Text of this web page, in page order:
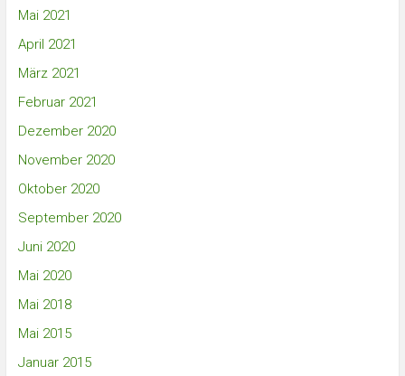
Mai 2021
April 2021
März 2021
Februar 2021
Dezember 2020
November 2020
Oktober 2020
September 2020
Juni 2020
Mai 2020
Mai 2018
Mai 2015
Januar 2015